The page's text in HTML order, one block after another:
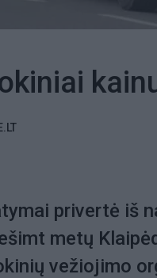
privertė iš
metų
vežiojimo